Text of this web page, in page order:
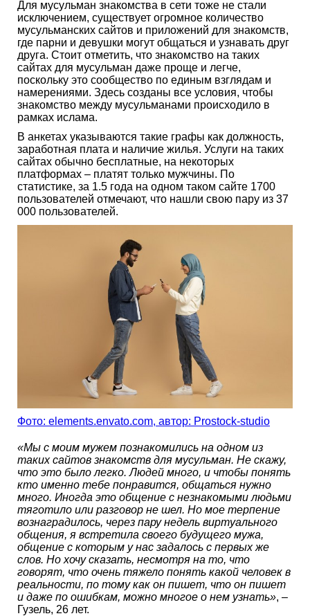
Для мусульман знакомства в сети тоже не стали
исключением, существует огромное количество
мусульманских сайтов и приложений для знакомств,
где парни и девушки могут общаться и узнавать друг
друга. Стоит отметить, что знакомство на таких
сайтах для мусульман даже проще и легче,
поскольку это сообщество по единым взглядам и
намерениями. Здесь созданы все условия, чтобы
знакомство между мусульманами происходило в
рамках ислама.
В анкетах указываются такие графы как должность,
заработная плата и наличие жилья. Услуги на таких
сайтах обычно бесплатные, на некоторых
платформах – платят только мужчины. По
статистике, за 1.5 года на одном таком сайте 1700
пользователей отмечают, что нашли свою пару из 37
000 пользователей.
Фото: elements.envato.com, автор: Prostock-studio
«Мы с моим мужем познакомились на одном из
таких сайтов знакомств для мусульман. Не скажу,
что это было легко. Людей много, и чтобы понять
кто именно тебе понравится, общаться нужно
много. Иногда это общение с незнакомыми людьми
тяготило или разговор не шел. Но мое терпение
вознаградилось, через пару недель виртуального
общения, я встретила своего будущего мужа,
общение с которым у нас задалось с первых же
слов. Но хочу сказать, несмотря на то, что
говорят, что очень тяжело понять какой человек в
реальности, по тому как он пишет, что он пишет
и даже по ошибкам, можно многое о нем узнать», –
Гузель, 26 лет.